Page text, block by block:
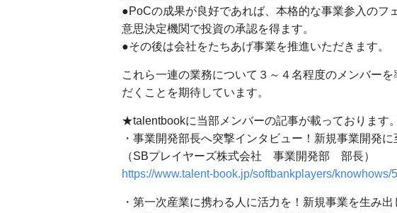
●PoCの成果が良好であれば、本格的な事業参入のフ
意思決定機関で投資の承認を得ます。
●その後は会社をたちあげ事業を推進いただきます。
これら一連の業務について３～４名程度のメンバー
だくことを期待しています。
★talentbookに当部メンバーの記事が載っております
・事業開発部長へ突撃インタビュー！新規事業開発
（SBプレイヤーズ株式会社 事業開発部 部長）
https://www.talent-book.jp/softbankplayers/knowhows/
・第一次産業に携わる人に活力を！新規事業を生み